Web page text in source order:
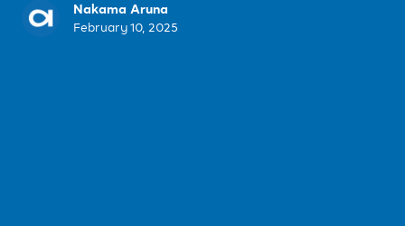
Nakama Aruna
February 10, 2025